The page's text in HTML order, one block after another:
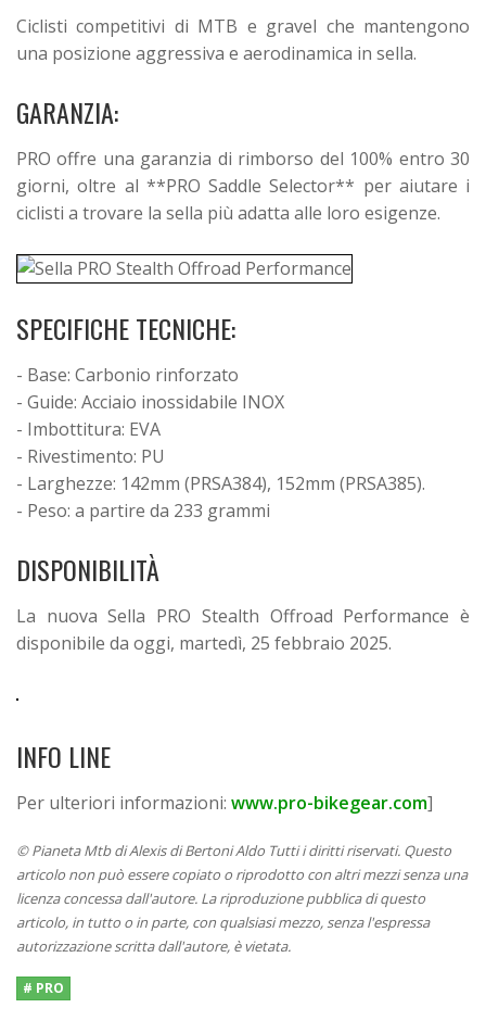
Ciclisti competitivi di MTB e gravel che mantengono
una posizione aggressiva e aerodinamica in sella.
GARANZIA:
PRO offre una garanzia di rimborso del 100% entro 30
giorni, oltre al **PRO Saddle Selector** per aiutare i
ciclisti a trovare la sella più adatta alle loro esigenze.
SPECIFICHE TECNICHE:
- Base: Carbonio rinforzato
- Guide: Acciaio inossidabile INOX
- Imbottitura: EVA
- Rivestimento: PU
- Larghezze: 142mm (PRSA384), 152mm (PRSA385).
- Peso: a partire da 233 grammi
DISPONIBILITÀ
La nuova Sella PRO Stealth Offroad Performance è
disponibile da oggi, martedì, 25 febbraio 2025.
INFO LINE
Per ulteriori informazioni: www.pro-bikegear.com]
© Pianeta Mtb di Alexis di Bertoni Aldo Tutti i diritti riservati. Questo
articolo non può essere copiato o riprodotto con altri mezzi senza una
licenza concessa dall'autore. La riproduzione pubblica di questo
articolo, in tutto o in parte, con qualsiasi mezzo, senza l'espressa
autorizzazione scritta dall'autore, è vietata.
# PRO